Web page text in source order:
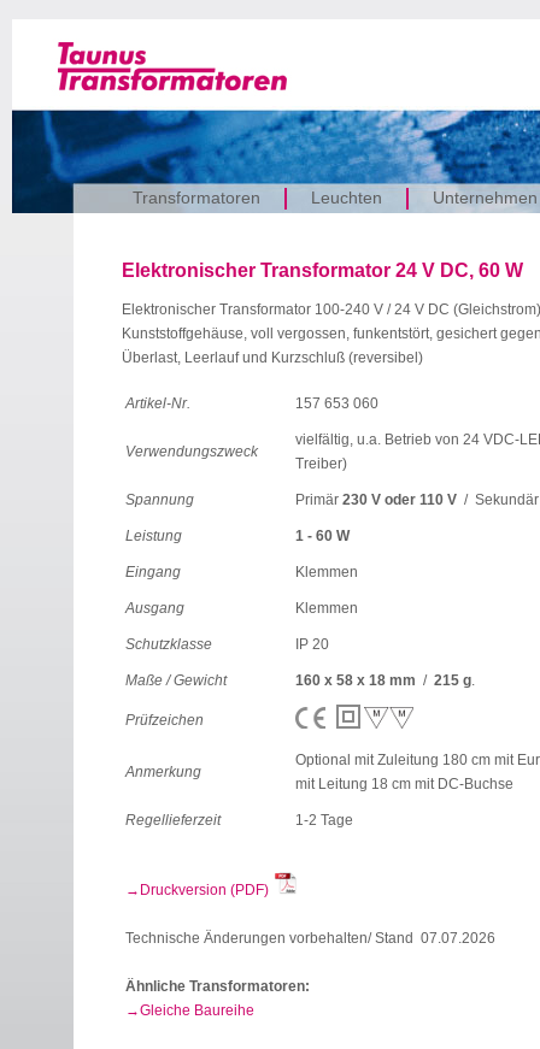
Transformatoren Leuchten Unternehmen
Elektronischer Transformator 24 V DC, 60 W
Elektronischer Transformator 100-240 V / 24 V DC
Kunststoffgehäuse, voll vergossen, funkentstört, gesichert
Überlast, Leerlauf und Kurzschluß (reversibel)
Artikel-Nr. 157 653 060
Verwendungszweck
vielfältig, u.a. Betrieb von 24 VDC-
Treiber)
Spannung Primär 230 V oder 110 V /
Leistung 1 - 60 W
Eingang Klemmen
Ausgang Klemmen
Schutzklasse IP 20
Maße / Gewicht 160 x 58 x 18 mm / 215 g.
Prüfzeichen
Anmerkung
Optional mit Zuleitung 180 cm mit
mit Leitung 18 cm mit DC-Buchse
Regellieferzeit 1-2 Tage
Druckversion (PDF)
Technische Änderungen vorbehalten/ Stand 07.07.2026
Ähnliche Transformatoren:
Gleiche Baureihe